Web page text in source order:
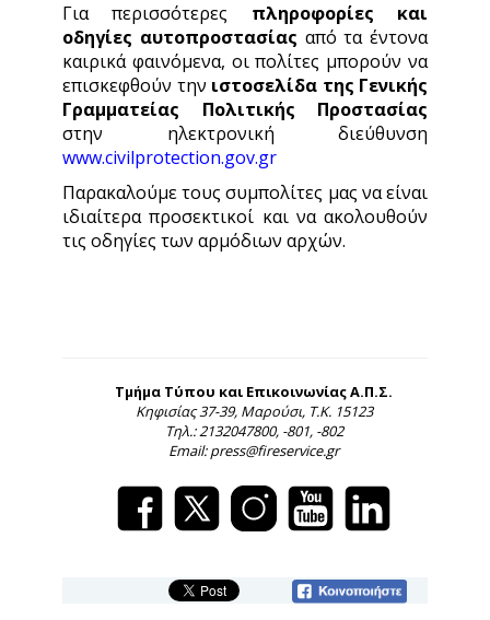
Για περισσότερες πληροφορίες και
οδηγίες αυτοπροστασίας από τα έντονα
καιρικά φαινόμενα, οι πολίτες μπορούν να
επισκεφθούν την ιστοσελίδα της Γενικής
Γραμματείας Πολιτικής Προστασίας
στην ηλεκτρονική διεύθυνση
www.civilprotection.gov.gr
Παρακαλούμε τους συμπολίτες μας να είναι
ιδιαίτερα προσεκτικοί και να ακολουθούν
τις οδηγίες των αρμόδιων αρχών.
Τμήμα Τύπου και Επικοινωνίας Α.Π.Σ.
Κηφισίας 37-39, Μαρούσι, Τ.Κ. 15123
Τηλ.: 2132047800, -801, -802
Email: press@fireservice.gr